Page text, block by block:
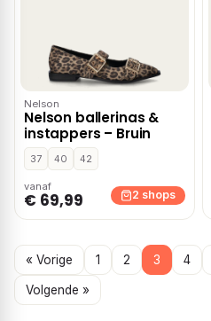
Nelson
Nelson ballerinas &
instappers – Bruin
37 40 42
vanaf
€ 69,99 2 shops
« Vorige 1 2 3 4
Volgende »